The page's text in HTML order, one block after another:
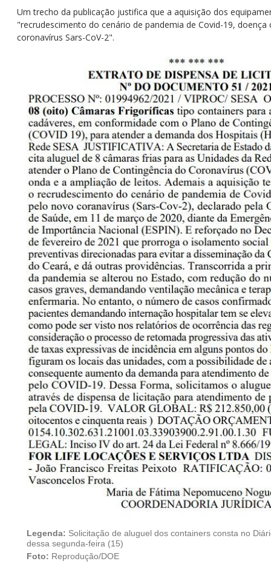
Um trecho da publicação justifica que a aquisição dos
"recrudescimento do cenário de pandemia de Covid-19, doença
coronavírus Sars-CoV-2".
Legenda: Solicitação de aluguel dos containers consta no
dessa segunda-feira (15)
Foto: Reprodução/DOE